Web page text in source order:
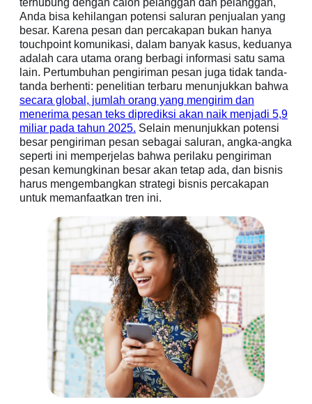
Anda bisa kehilangan potensi saluran penjualan yang
besar. Karena pesan dan percakapan bukan hanya
touchpoint komunikasi, dalam banyak kasus, keduanya
adalah cara utama orang berbagi informasi satu sama
lain. Pertumbuhan pengiriman pesan juga tidak tanda-
tanda berhenti: penelitian terbaru menunjukkan bahwa
secara global, jumlah orang yang mengirim dan
menerima pesan teks diprediksi akan naik menjadi 5,9
miliar pada tahun 2025. Selain menunjukkan potensi
besar pengiriman pesan sebagai saluran, angka-angka
seperti ini memperjelas bahwa perilaku pengiriman
pesan kemungkinan besar akan tetap ada, dan bisnis
harus mengembangkan strategi bisnis percakapan
untuk memanfaatkan tren ini.